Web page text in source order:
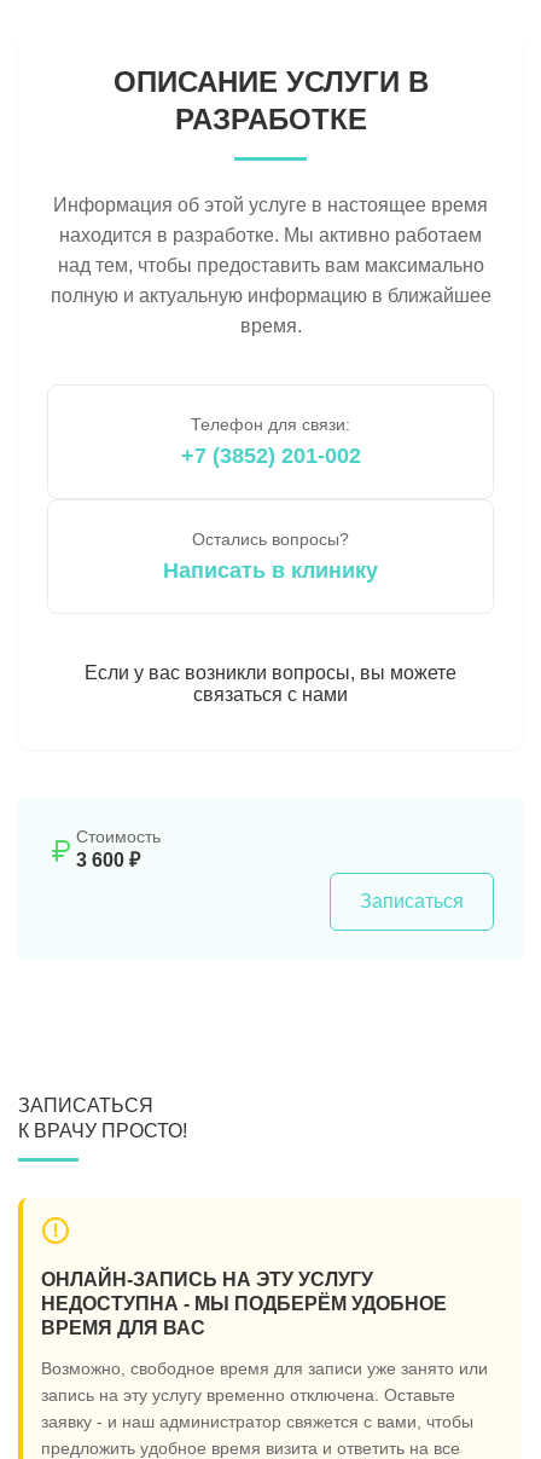
ОПИСАНИЕ УСЛУГИ В
РАЗРАБОТКЕ
Информация об этой услуге в настоящее время
находится в разработке. Мы активно работаем
над тем, чтобы предоставить вам максимально
полную и актуальную информацию в ближайшее
время.
Телефон для связи:
+7 (3852) 201-002
Остались вопросы?
Написать в клинику
Если у вас возникли вопросы, вы можете
связаться с нами
Стоимость
3 600 ₽
Записаться
ЗАПИСАТЬСЯ
К ВРАЧУ ПРОСТО!
ОНЛАЙН-ЗАПИСЬ НА ЭТУ УСЛУГУ
НЕДОСТУПНА - МЫ ПОДБЕРЁМ УДОБНОЕ
ВРЕМЯ ДЛЯ ВАС
Возможно, свободное время для записи уже занято или
запись на эту услугу временно отключена. Оставьте
заявку - и наш администратор свяжется с вами, чтобы
предложить удобное время визита и ответить на все